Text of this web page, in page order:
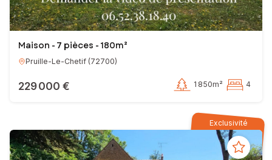
Maison - 7 pièces - 180m²
Pruille-Le-Chetif (72700)
229 000 € 1 850m² 4
Exclusivité